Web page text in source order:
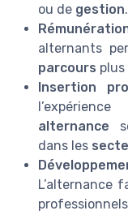
ou de gestion.
alternants
parcours
Insertion
alternance
dans les
L’alternance